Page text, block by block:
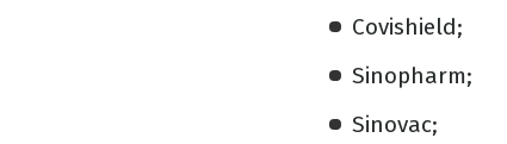
Covishield;
Sinopharm;
Sinovac;